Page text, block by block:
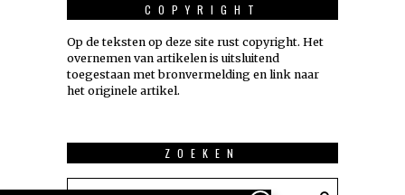
COPYRIGHT
Op de teksten op deze site rust copyright. Het
overnemen van artikelen is uitsluitend
toegestaan met bronvermelding en link naar
het originele artikel.
ZOEKEN